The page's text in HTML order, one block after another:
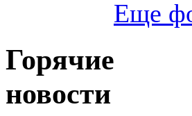
Еще
Горячие
новости